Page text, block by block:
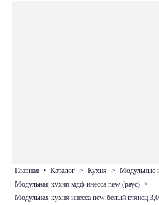
главная • каталог > кухня >
модульная кухня мдф инесса new (раус) >
модульная кухня инесса new белый глянец